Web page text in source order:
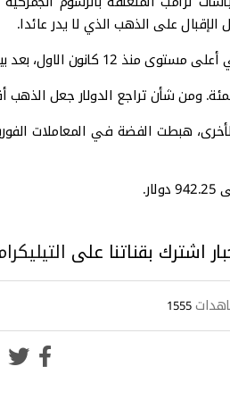
على الذهب الذي لا يدر عائدا.
بيانات تضخم أمريكية أضعف من المتوقع.
اشترك بقناتنا على
1555